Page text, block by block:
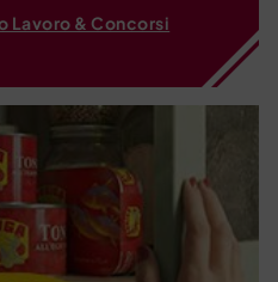
Lavoro & Concorsi